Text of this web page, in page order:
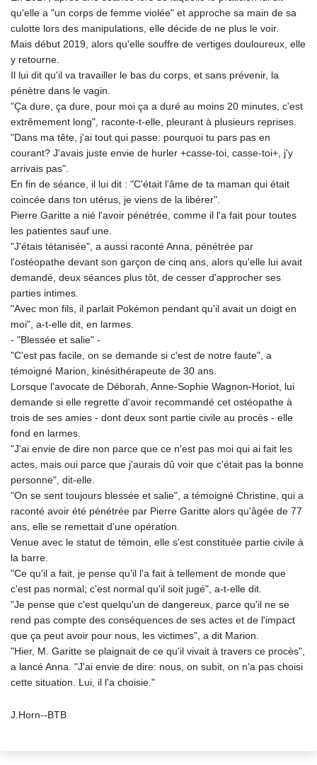
qu'elle a "un corps de femme violée" et approche sa main de sa
culotte lors des manipulations, elle décide de ne plus le voir.
Mais début 2019, alors qu'elle souffre de vertiges douloureux, elle
y retourne.
Il lui dit qu'il va travailler le bas du corps, et sans prévenir, la
pénètre dans le vagin.
"Ça dure, ça dure, pour moi ça a duré au moins 20 minutes, c'est
extrêmement long", raconte-t-elle, pleurant à plusieurs reprises.
"Dans ma tête, j'ai tout qui passe: pourquoi tu pars pas en
courant? J'avais juste envie de hurler +casse-toi, casse-toi+, j'y
arrivais pas".
En fin de séance, il lui dit : "C'était l'âme de ta maman qui était
coincée dans ton utérus, je viens de la libérer".
Pierre Garitte a nié l'avoir pénétrée, comme il l'a fait pour toutes
les patientes sauf une.
"J'étais tétanisée", a aussi raconté Anna, pénétrée par
l'ostéopathe devant son garçon de cinq ans, alors qu'elle lui avait
demandé, deux séances plus tôt, de cesser d'approcher ses
parties intimes.
"Avec mon fils, il parlait Pokémon pendant qu'il avait un doigt en
moi", a-t-elle dit, en larmes.
- "Blessée et salie" -
"C'est pas facile, on se demande si c'est de notre faute", a
témoigné Marion, kinésithérapeute de 30 ans.
Lorsque l'avocate de Déborah, Anne-Sophie Wagnon-Horiot, lui
demande si elle regrette d'avoir recommandé cet ostéopathe à
trois de ses amies - dont deux sont partie civile au procès - elle
fond en larmes.
"J'ai envie de dire non parce que ce n'est pas moi qui ai fait les
actes, mais oui parce que j'aurais dû voir que c'était pas la bonne
personne", dit-elle.
"On se sent toujours blessée et salie", a témoigné Christine, qui a
raconté avoir été pénétrée par Pierre Garitte alors qu'âgée de 77
ans, elle se remettait d'une opération.
Venue avec le statut de témoin, elle s'est constituée partie civile à
la barre.
"Ce qu'il a fait, je pense qu'il l'a fait à tellement de monde que
c'est pas normal; c'est normal qu'il soit jugé", a-t-elle dit.
"Je pense que c'est quelqu'un de dangereux, parce qu'il ne se
rend pas compte des conséquences de ses actes et de l'impact
que ça peut avoir pour nous, les victimes", a dit Marion.
"Hier, M. Garitte se plaignait de ce qu'il vivait à travers ce procès",
a lancé Anna. "J'ai envie de dire: nous, on subit, on n'a pas choisi
cette situation. Lui, il l'a choisie."
J.Horn--BTB